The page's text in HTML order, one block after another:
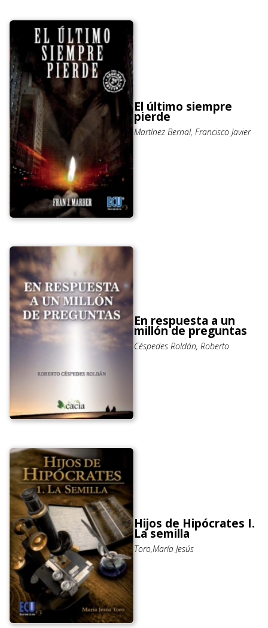
El último siempre
pierde
Martínez Bernal, Francisco Javier
En respuesta a un
millón de preguntas
Céspedes Roldán, Roberto
Hijos de Hipócrates I.
La semilla
Toro,María Jesús